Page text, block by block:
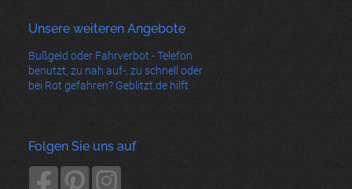
Unsere weiteren Angebote
Bußgeld oder Fahrverbot - Telefon
benutzt, zu nah auf-, zu schnell oder
bei Rot gefahren? Geblitzt.de hilft.
Folgen Sie uns auf